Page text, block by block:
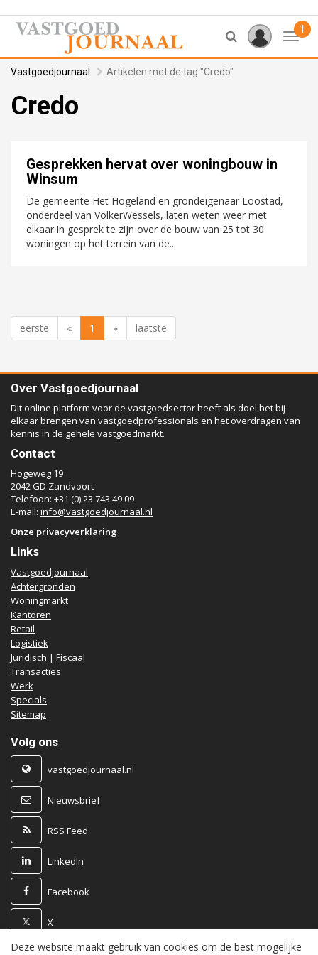
1
Vastgoedjournaal Artikelen met de tag "Credo"
Credo
Gesprekken hervat over woningbouw in
Winsum
De gemeente Het Hogeland en grondeigenaar Loostad,
onderdeel van VolkerWessels, laten weten weer met
elkaar in gesprek te zijn over de bouw van 25 tot 30
woningen op het terrein van de...
eerste « 1 » laatste
Over Vastgoedjournaal
Dit online platform voor de vastgoedsector heeft als doel het bij
elkaar brengen van vastgoedprofessionals en het overdragen van
kennis in de gehele vastgoedmarkt.
Contact
Hogeweg 19
2042 GD Zandvoort
Telefoon: +31 (0) 23 743 49 09
E-mail: info@vastgoedjournaal.nl
Onze privacyverklaring
Links
Vastgoedjournaal
Achtergronden
Woningmarkt
Kantoren
Retail
Logistiek
Juridisch | Fiscaal
Transacties
Werk
Specials
Sitemap
Volg ons
vastgoedjournaal.nl
Nieuwsbrief
RSS Feed
LinkedIn
Facebook
X
Deze website maakt gebruik van cookies om de best mogelijke